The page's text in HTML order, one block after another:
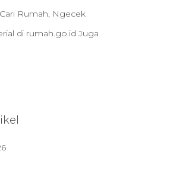
Rumah, Ngecek
di rumah.go.id Juga